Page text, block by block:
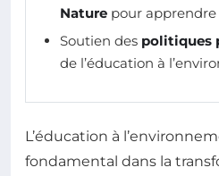
Nature pour
Soutien des politiques
de l’éducation à
L’éducation à
fondamental dans la